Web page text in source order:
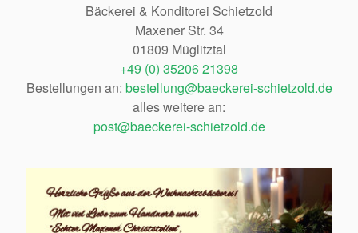
Bäckerei & Konditorei Schietzold
Maxener Str. 34
01809 Müglitztal
+49 (0) 35206 21398
Bestellungen an: bestellung@baeckerei-schietzold.de
alles weitere an:
post@baeckerei-schietzold.de